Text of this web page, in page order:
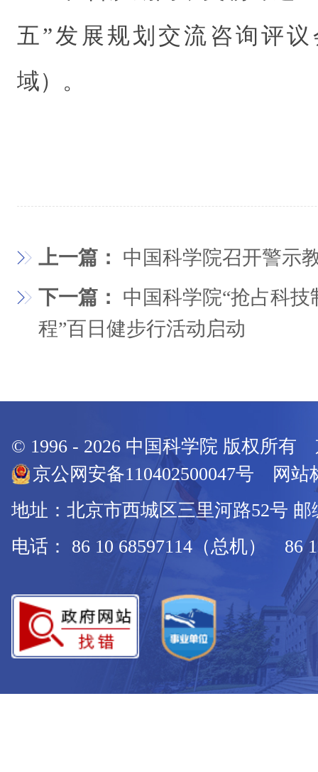
五”发展规划交流咨询评
域）。
上一篇： 中国科学院召开警示
下一篇： 中国科学院“抢占科
程”百日健步行活动启动
© 1996 - 2026 中国科学院 版权所有
京公网安备110402500047号 网站
地址：北京市西城区三里河路52号 邮
电话： 86 10 68597114（总机） 86